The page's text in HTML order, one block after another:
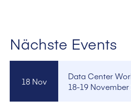
Nächste Events
18 Nov
Data Center
18-19 November